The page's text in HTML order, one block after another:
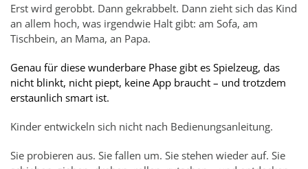
Erst wird gerobbt. Dann gekrabbelt. Dann zieht sich das Kind
an allem hoch, was irgendwie Halt gibt: am Sofa, am
Tischbein, an Mama, an Papa.
Genau für diese wunderbare Phase gibt es Spielzeug, das
nicht blinkt, nicht piept, keine App braucht – und trotzdem
erstaunlich smart ist.
Kinder entwickeln sich nicht nach Bedienungsanleitung.
Sie probieren aus. Sie fallen um. Sie stehen wieder auf. Sie